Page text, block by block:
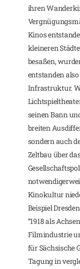
ihren
Kinos
kleineren
besaßen,
entstanden
Infrastruktur.
seinen Bann
breiten
sondern auch
Zeltbau über
Kinokultur
Beispiel
“1918 als
Filmindustrie
für Sächsische
Tagung in